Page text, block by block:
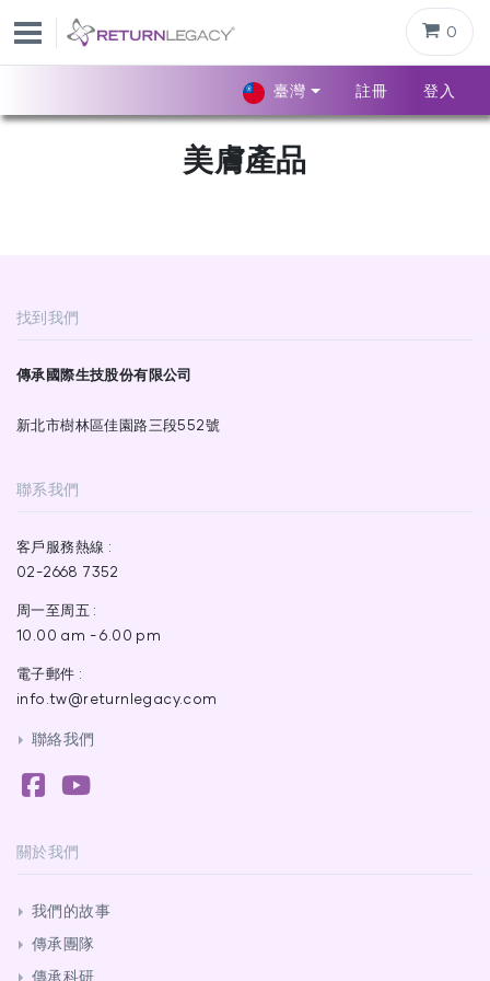
臺灣 註冊 登入
0
美膚產品
找到我們
傳承國際生技股份有限公司
新北市樹林區佳園路三段552號
聯系我們
客戶服務熱線 :
02-2668 7352
周一至周五 :
10.00 am - 6.00 pm
電子郵件 :
info.tw@returnlegacy.com
聯絡我們
關於我們
我們的故事
傳承團隊
傳承科研